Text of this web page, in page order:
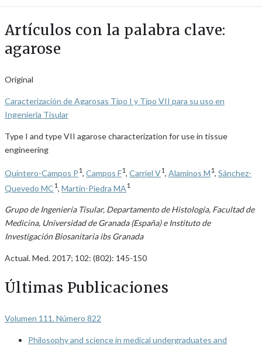
Artículos con la palabra clave:
agarose
Original
Caracterización de Agarosas Tipo I y Tipo VII para su uso en
Ingeniería Tisular
Type I and type VII agarose characterization for use in tissue
engineering
Quintero-Campos P1, Campos F1, Carriel V1, Alaminos M1, Sánchez-
Quevedo MC1 Martín-Piedra MA1
Grupo de Ingeniería Tisular, Departamento de Histología, Facultad de
Medicina, Universidad de Granada (España) e Instituto de
Investigación Biosanitaria ibs Granada
Actual. Med. 2017; 102: (802): 145-150
Últimas Publicaciones
Volumen 111. Número 822
Philosophy and science in medical undergraduates and